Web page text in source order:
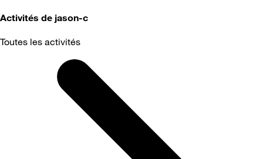
Activités de jason-c
Toutes les activités